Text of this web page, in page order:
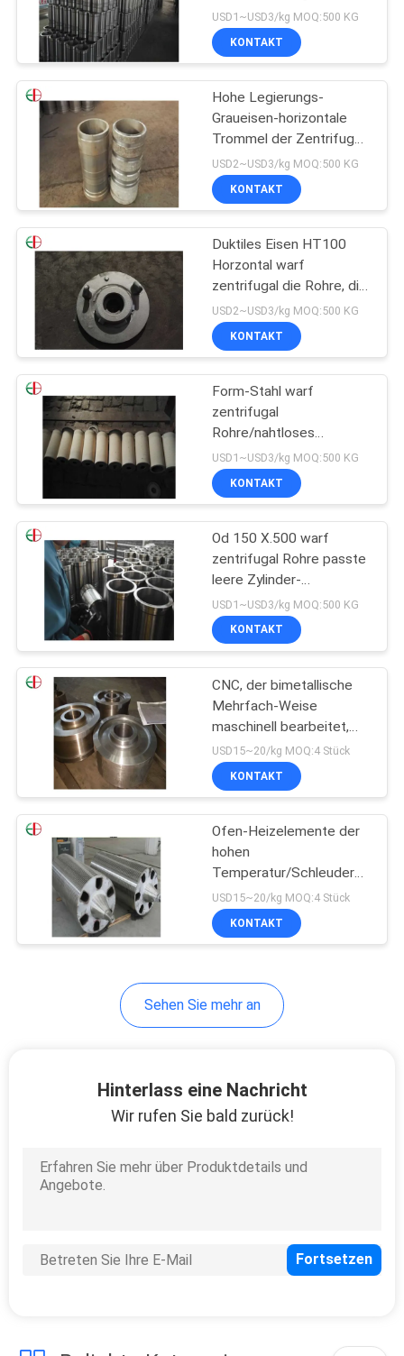
NACHRICHTEN
FORDERN
ZITAT
SITEMAP
DATENSCHUTZRICHTLINIE
Phospating-Behandlung
EB12205
USD1~USD3/kg MOQ:500 KG
KONTAKT
Hohe Legierungs-
Graueisen-horizontale
Trommel der Zentrifuge
warf Maschine EB12192
USD2~USD3/kg MOQ:500 KG
KONTAKT
Duktiles Eisen HT100
Horzontal warf
zentrifugal die Rohre, die
Behandlungs-Rohr
EB12206 phosphatieren
USD2~USD3/kg MOQ:500 KG
KONTAKT
Form-Stahl warf
zentrifugal
Rohre/nahtloses
Stahlrohr-
atmosphärisches
korrosionsbeständiges
USD1~USD3/kg MOQ:500 KG
KONTAKT
Od 150 X.500 warf
zentrifugal Rohre passte
leere Zylinder-
Maschinen-Graueisen-
Ärmel EB12220
USD1~USD3/kg MOQ:500 KG
KONTAKT
CNC, der bimetallische
Mehrfach-Weise
maschinell bearbeitet,
leitet Trommel- der
Zentrifugeform EB13083
USD15~20/kg MOQ:4 Stück
KONTAKT
Ofen-Heizelemente der
hohen
Temperatur/Schleuderguss-
Rollen EB13102
USD15~20/kg MOQ:4 Stück
KONTAKT
Sehen Sie mehr an
Hinterlass eine Nachricht
Wir rufen Sie bald zurück!